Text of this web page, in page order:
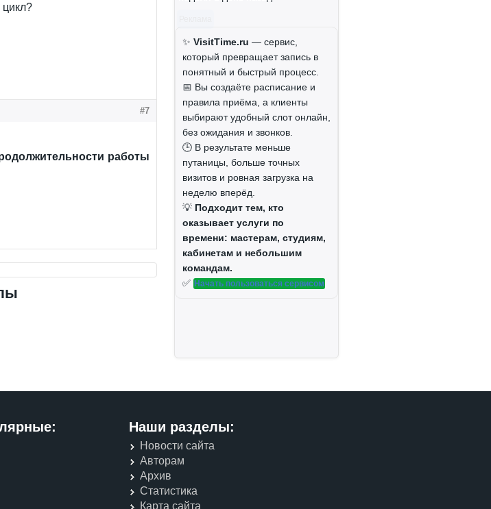
#7
работы
✨ VisitTime.ru — сервис,
который превращает запись в
понятный и быстрый процесс.
📅 Вы создаёте расписание и
правила приёма, а клиенты
выбирают удобный слот онлайн,
без ожидания и звонков.
🕒 В результате меньше
путаницы, больше точных
визитов и ровная загрузка на
неделю вперёд.
💡 Подходит тем, кто
оказывает услуги по
времени: мастерам, студиям,
кабинетам и небольшим
командам.
✅ Начать пользоваться сервисом
Наши разделы:
Новости сайта
Авторам
Архив
Статистика
Карта сайта